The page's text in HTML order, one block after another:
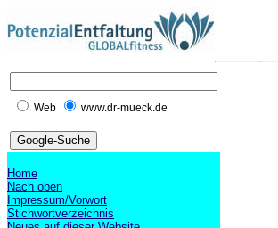
Web www.dr-mueck.de
Home
Nach oben
Impressum/Vorwort
Stichwortverzeichnis